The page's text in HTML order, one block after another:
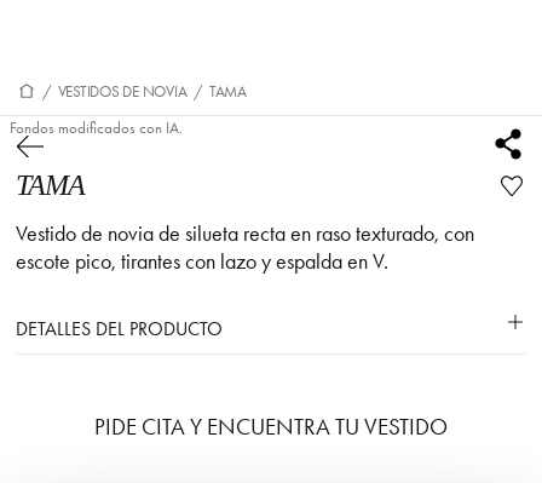
/ VESTIDOS DE NOVIA / TAMA
Fondos modificados con IA.
TAMA
Vestido de novia de silueta recta en raso texturado, con
escote pico, tirantes con lazo y espalda en V.
DETALLES DEL PRODUCTO
PIDE CITA Y ENCUENTRA TU VESTIDO